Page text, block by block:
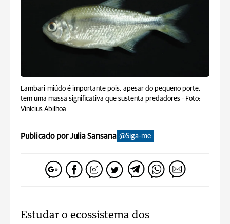
Lambari-miúdo é importante pois, apesar do pequeno porte,
tem uma massa significativa que sustenta predadores - Foto:
Vinícius Abilhoa
Publicado por Julia Sansana @Siga-me
Estudar o ecossistema dos